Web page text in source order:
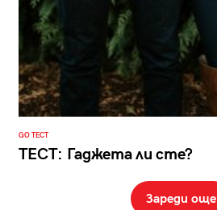
GO ТЕСТ
ТЕСТ: Гаджета ли сте?
Зареди още